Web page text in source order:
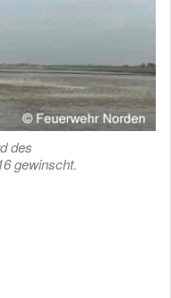
des
gewinscht.